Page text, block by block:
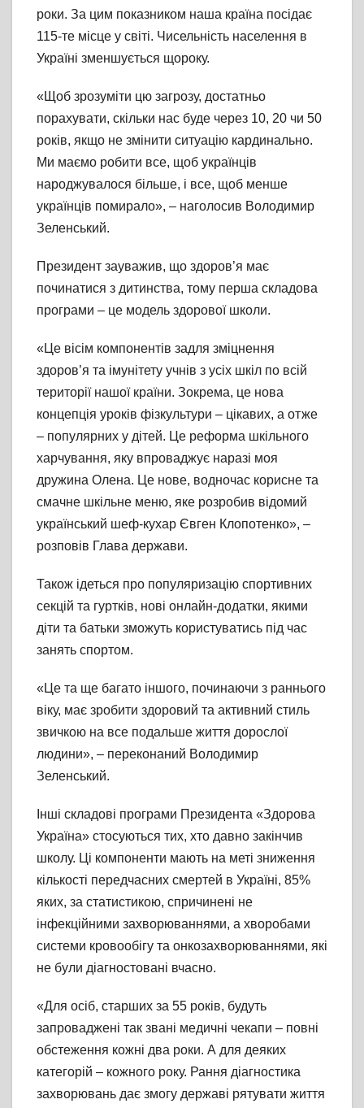
роки. За цим показником наша країна посідає
115-те місце у світі. Чисельність населення в
Україні зменшується щороку.
«Щоб зрозуміти цю загрозу, достатньо
порахувати, скільки нас буде через 10, 20 чи 50
років, якщо не змінити ситуацію кардинально.
Ми маємо робити все, щоб українців
народжувалося більше, і все, щоб менше
українців помирало», – наголосив Володимир
Зеленський.
Президент зауважив, що здоров’я має
починатися з дитинства, тому перша складова
програми – це модель здорової школи.
«Це вісім компонентів задля зміцнення
здоров’я та імунітету учнів з усіх шкіл по всій
території нашої країни. Зокрема, це нова
концепція уроків фізкультури – цікавих, а отже
– популярних у дітей. Це реформа шкільного
харчування, яку впроваджує наразі моя
дружина Олена. Це нове, водночас корисне та
смачне шкільне меню, яке розробив відомий
український шеф-кухар Євген Клопотенко», –
розповів Глава держави.
Також ідеться про популяризацію спортивних
секцій та гуртків, нові онлайн-додатки, якими
діти та батьки зможуть користуватись під час
занять спортом.
«Це та ще багато іншого, починаючи з раннього
віку, має зробити здоровий та активний стиль
звичкою на все подальше життя дорослої
людини», – переконаний Володимир
Зеленський.
Інші складові програми Президента «Здорова
Україна» стосуються тих, хто давно закінчив
школу. Ці компоненти мають на меті зниження
кількості передчасних смертей в Україні, 85%
яких, за статистикою, спричинені не
інфекційними захворюваннями, а хворобами
системи кровообігу та онкозахворюваннями, які
не були діагностовані вчасно.
«Для осіб, старших за 55 років, будуть
запроваджені так звані медичні чекапи – повні
обстеження кожні два роки. А для деяких
категорій – кожного року. Рання діагностика
захворювань дає змогу державі рятувати життя